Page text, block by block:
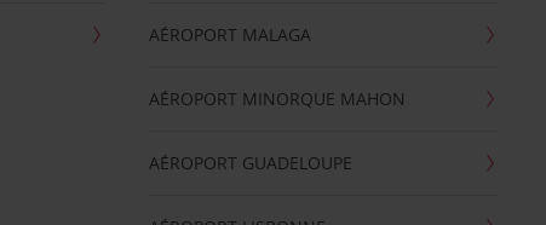
AÉROPORT MALAGA
AÉROPORT MINORQUE MAHON
AÉROPORT GUADELOUPE